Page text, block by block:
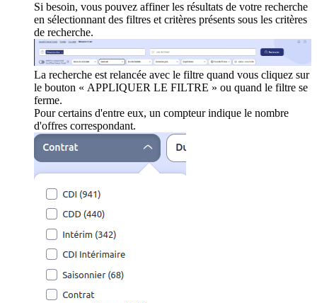
Si besoin, vous pouvez affiner les résultats de votre recherche
en sélectionnant des filtres et critères présents sous les critères
de recherche.
La recherche est relancée avec le filtre quand vous cliquez sur
le bouton « APPLIQUER LE FILTRE » ou quand le filtre se
ferme.
Pour certains d'entre eux, un compteur indique le nombre
d'offres correspondant.